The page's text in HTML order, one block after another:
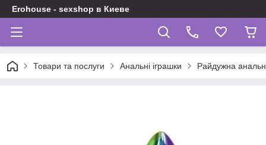
Erohouse - sexshop в Киеве
Товари та послуги Анальні іграшки Райдужна